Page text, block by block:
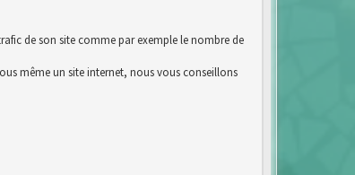
de son site comme par exemple le nombre de
même un site internet, nous vous conseillons